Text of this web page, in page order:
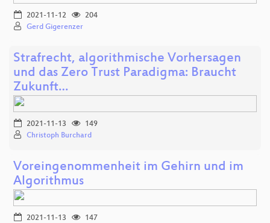
2021-11-12
204
Gerd Gigerenzer
Strafrecht, algorithmische Vorhersagen
und das Zero Trust Paradigma: Braucht
Zukunft…
2021-11-13
149
Christoph Burchard
Voreingenommenheit im Gehirn und im
Algorithmus
2021-11-13
147